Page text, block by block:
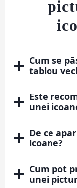
Cum se
tablou
Este
unei
De ce
icoane?
Cum pot
unei